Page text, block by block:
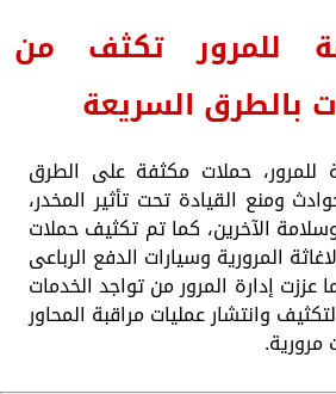
للمرور تكثف من
بالطرق السريعة
للمرور، حملات مكثفة على الطرق
ومنع القيادة تحت تأثير المخدر،
الآخرين، كما تم تكثيف حملات
المرورية وسيارات الدفع الرباعى
عززت إدارة المرور من تواجد الخدمات
وانتشار عمليات مراقبة المحاور